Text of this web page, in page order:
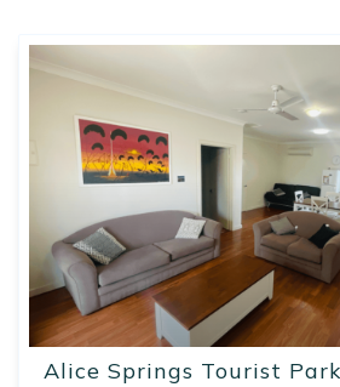
Alice Springs Tourist Park